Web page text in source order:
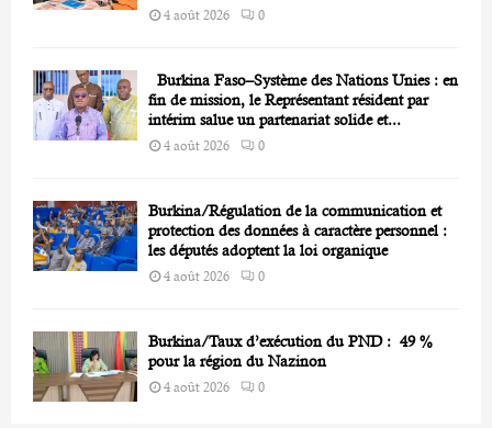
4 août 2026 0
Burkina Faso–Système des Nations Unies : en
fin de mission, le Représentant résident par
intérim salue un partenariat solide et...
4 août 2026 0
Burkina/Régulation de la communication et
protection des données à caractère personnel :
les députés adoptent la loi organique
4 août 2026 0
Burkina/Taux d’exécution du PND : 49 %
pour la région du Nazinon
4 août 2026 0